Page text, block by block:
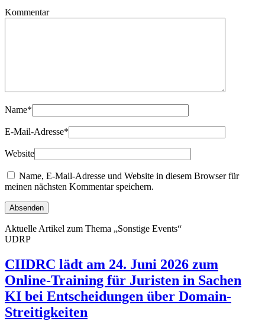
Kommentar
Name*
E-Mail-Adresse*
Website
Name, E-Mail-Adresse und Website in diesem Browser für
meinen nächsten Kommentar speichern.
Aktuelle Artikel zum Thema „Sonstige Events“
UDRP
CIIDRC lädt am 24. Juni 2026 zum
Online-Training für Juristen in Sachen
KI bei Entscheidungen über Domain-
Streitigkeiten